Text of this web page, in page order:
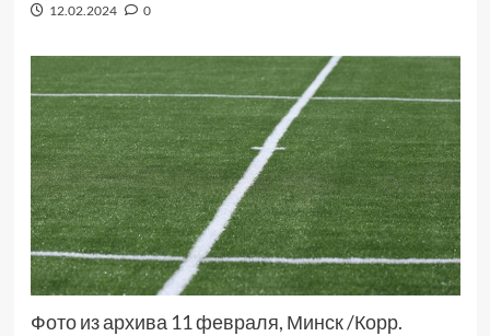
12.02.2024 0
Фото из архива 11 февраля, Минск /Корр.